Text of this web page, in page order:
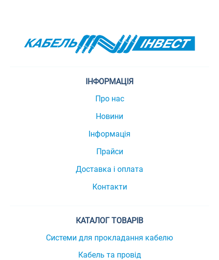
ІНФОРМАЦІЯ
Про нас
Новини
Інформація
Прайси
Доставка і оплата
Контакти
КАТАЛОГ ТОВАРІВ
Системи для прокладання кабелю
Кабель та провід